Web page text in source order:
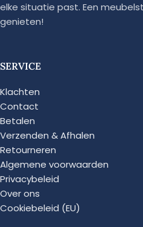
elke situatie past. Een
genieten!
SERVICE
Klachten
Contact
Betalen
Verzenden & Afhalen
Retourneren
Algemene voorwaarden
Privacybeleid
Over ons
Cookiebeleid (EU)